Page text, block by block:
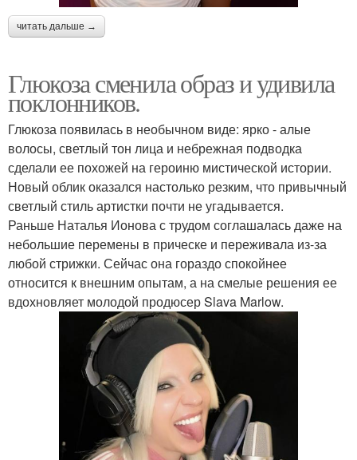
читать дальше →
Глюкоза сменила образ и удивила
поклонников.
Глюкоза появилась в необычном виде: ярко - алые
волосы, светлый тон лица и небрежная подводка
сделали ее похожей на героиню мистической истории.
Новый облик оказался настолько резким, что привычный
светлый стиль артистки почти не угадывается.
Раньше Наталья Ионова с трудом соглашалась даже на
небольшие перемены в прическе и переживала из-за
любой стрижки. Сейчас она гораздо спокойнее
относится к внешним опытам, а на смелые решения ее
вдохновляет молодой продюсер Slava Marlow.